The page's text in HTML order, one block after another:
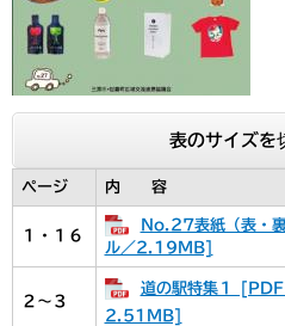
表のサイズを
ページ 内 容
１・１６
No.27表紙（表・
ル／2.19MB]
２～３
道の駅特集１ [PDF
2.51MB]